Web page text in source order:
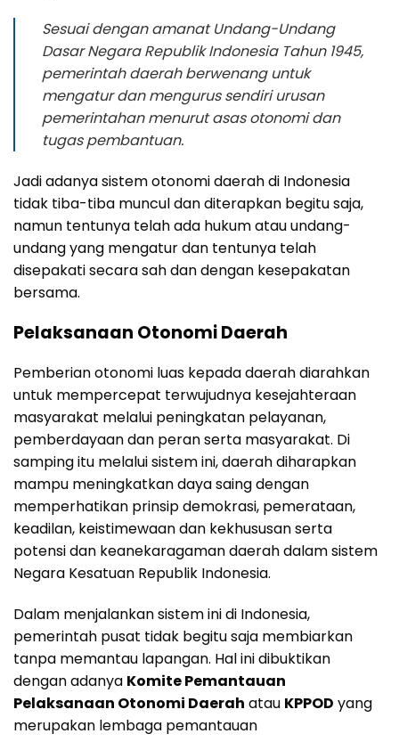
Sesuai dengan amanat Undang-Undang
Dasar Negara Republik Indonesia Tahun 1945,
pemerintah daerah berwenang untuk
mengatur dan mengurus sendiri urusan
pemerintahan menurut asas otonomi dan
tugas pembantuan.
Jadi adanya sistem otonomi daerah di Indonesia
tidak tiba-tiba muncul dan diterapkan begitu saja,
namun tentunya telah ada hukum atau undang-
undang yang mengatur dan tentunya telah
disepakati secara sah dan dengan kesepakatan
bersama.
Pelaksanaan Otonomi Daerah
Pemberian otonomi luas kepada daerah diarahkan
untuk mempercepat terwujudnya kesejahteraan
masyarakat melalui peningkatan pelayanan,
pemberdayaan dan peran serta masyarakat. Di
samping itu melalui sistem ini, daerah diharapkan
mampu meningkatkan daya saing dengan
memperhatikan prinsip demokrasi, pemerataan,
keadilan, keistimewaan dan kekhususan serta
potensi dan keanekaragaman daerah dalam sistem
Negara Kesatuan Republik Indonesia.
Dalam menjalankan sistem ini di Indonesia,
pemerintah pusat tidak begitu saja membiarkan
tanpa memantau lapangan. Hal ini dibuktikan
dengan adanya Komite Pemantauan
Pelaksanaan Otonomi Daerah atau KPPOD yang
merupakan lembaga pemantauan